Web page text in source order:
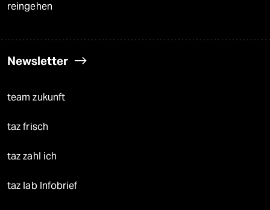
reingehen
Newsletter
team zukunft
taz frisch
taz zahl ich
taz lab Infobrief